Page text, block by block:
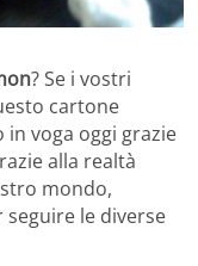
? Se i vostri
cartone
voga oggi grazie
alla realtà
mondo,
le diverse